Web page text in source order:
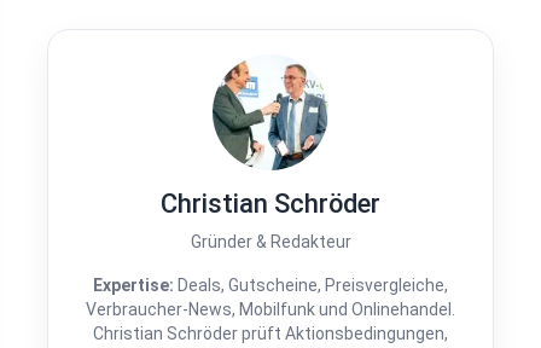
Christian Schröder
Gründer & Redakteur
Expertise: Deals, Gutscheine, Preisvergleiche,
Verbraucher-News, Mobilfunk und Onlinehandel.
Christian Schröder prüft Aktionsbedingungen,